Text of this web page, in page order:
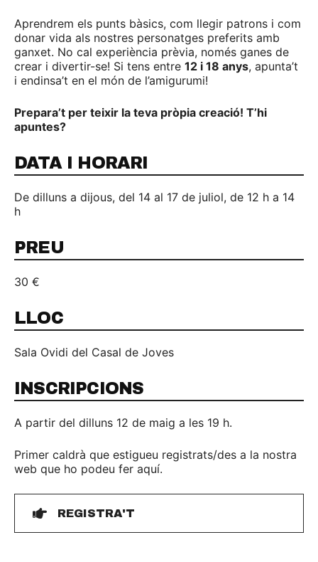
Aprendrem els punts bàsics, com llegir patrons i com
donar vida als nostres personatges preferits amb
ganxet. No cal experiència prèvia, només ganes de
crear i divertir-se! Si tens entre 12 i 18 anys, apunta’t
i endinsa’t en el món de l’amigurumi!
Prepara’t per teixir la teva pròpia creació! T’hi
apuntes?
DATA I HORARI
De dilluns a dijous, del 14 al 17 de juliol, de 12 h a 14
h
PREU
30 €
LLOC
Sala Ovidi del Casal de Joves
INSCRIPCIONS
A partir del dilluns 12 de maig a les 19 h.
Primer caldrà que estigueu registrats/des a la nostra
web que ho podeu fer aquí.
REGISTRA'T